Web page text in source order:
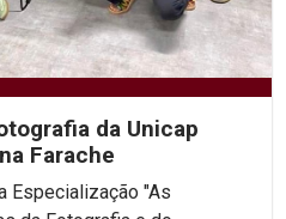
da Unicap
Farache
Especialização "As